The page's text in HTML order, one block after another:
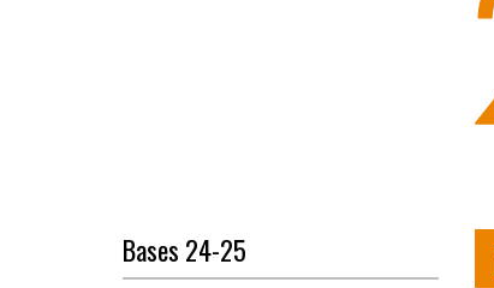
Bases 24-25